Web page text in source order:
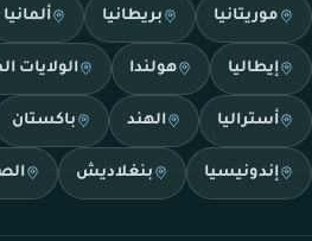
موريتانيا بريطانيا ألمانيا
إيطاليا هولندا الولايات
أستراليا الهند باكستان
إندونيسيا بنغلاديش